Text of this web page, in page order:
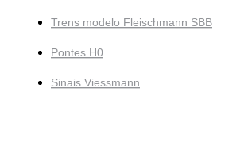
Trens modelo Fleischmann SBB
Pontes H0
Sinais Viessmann